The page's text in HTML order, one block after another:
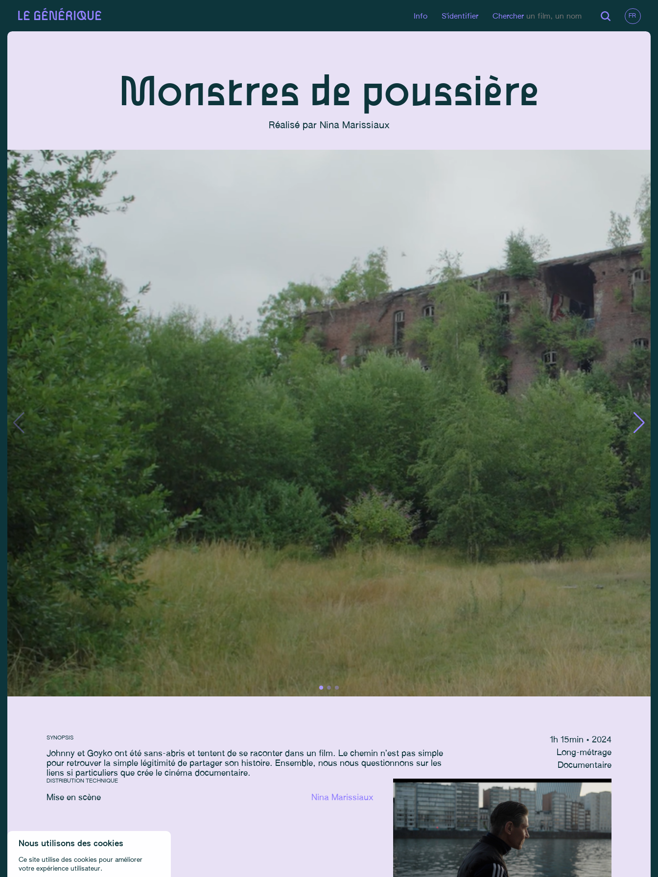
LE GÉNÉRIQUE Info S'identifier Chercher
Monstres de poussière
Réalisé par Nina Marissiaux
SYNOPSIS
Johnny et Goyko ont été sans-abris et tentent de se raconter dans un film. Le chemin n’est pas simple
pour retrouver la simple légitimité de partager son histoire. Ensemble, nous nous questionnons sur les
liens si particuliers que crée le cinéma documentaire.
1 h 15min • 2024
Long-métrage
Documentaire
DISTRIBUTION TECHNIQUE
Mise en scène Nina Marissiaux
Nous utilisons des cookies
Ce site utilise des cookies pour améliorer
votre expérience utilisateur.